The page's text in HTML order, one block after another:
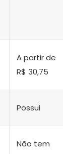
A partir de
R$ 30,75
Possui
Não tem